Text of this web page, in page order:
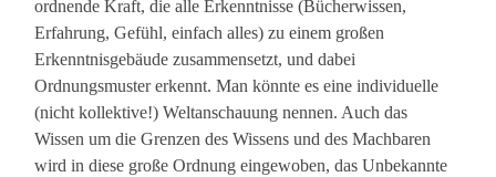
ordnende Kraft, die alle Erkenntnisse (Bücherwissen,
Erfahrung, Gefühl, einfach alles) zu einem großen
Erkenntnisgebäude zusammensetzt, und dabei
Ordnungsmuster erkennt. Man könnte es eine individuelle
(nicht kollektive!) Weltanschauung nennen. Auch das
Wissen um die Grenzen des Wissens und des Machbaren
wird in diese große Ordnung eingewoben, das Unbekannte